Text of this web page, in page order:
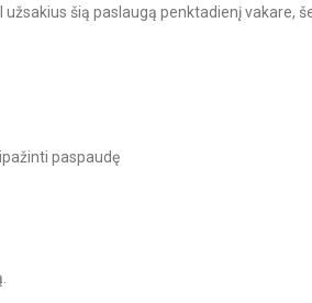
šią paslaugą penktadienį vakare,
paspaudę